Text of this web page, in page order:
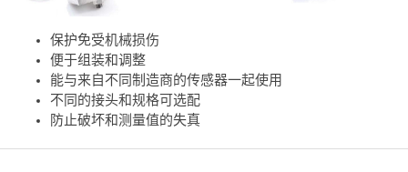
保护免受机械损伤
便于组装和调整
能与来自不同制造商的传感器一起使用
不同的接头和规格可选配
防止破坏和测量值的失真